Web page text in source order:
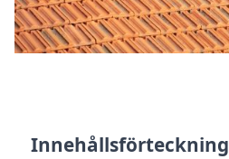
Innehållsförteckning